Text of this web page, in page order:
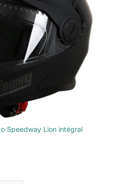
Speedway Lion intégral